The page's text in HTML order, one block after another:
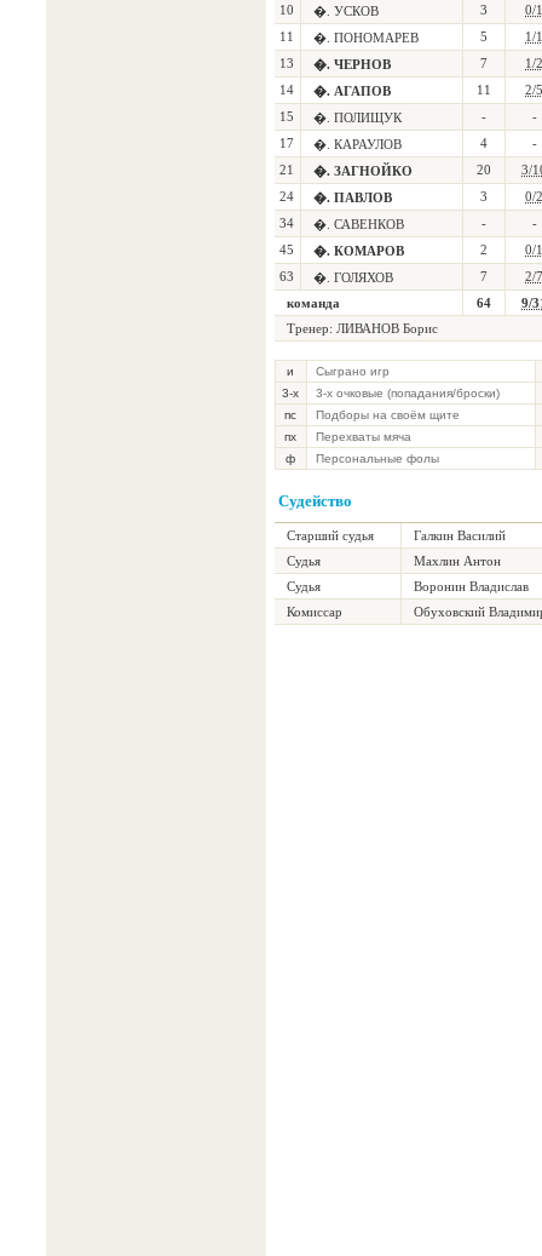
10
�. УСКОВ 3
0/1
11
�. ПОНОМАРЕВ 5
1/1
13
�. ЧЕРНОВ 7
1/2
14
�. АГАПОВ 11
2/5
15
�. ПОЛИЩУК -
-
17
�. КАРАУЛОВ 4
-
21
�. ЗАГНОЙКО 20
3/
24
�. ПАВЛОВ 3
0/2
34
�. САВЕНКОВ -
-
45
�. КОМАРОВ 2
0/1
63
�. ГОЛЯХОВ 7
2/7
команда
64
9/
Тренер: ЛИВАНОВ Борис
и
Сыграно игр
3-х
3-х очковые (попадания/броски)
пс
Подборы на своём щите
пх
Перехваты мяча
ф
Персональные фолы
Судейство
Старший судья
Галкин Василий
Судья
Махлин Антон
Судья
Воронин Владислав
Комиссар
Обуховский